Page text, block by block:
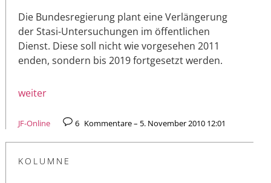
Die Bundesregierung plant eine Verlängerung
der Stasi-Untersuchungen im öffentlichen
Dienst. Diese soll nicht wie vorgesehen 2011
enden, sondern bis 2019 fortgesetzt werden.
weiter
JF-Online 6 Kommentare – 5. November 2010 12:01
KOLUMNE